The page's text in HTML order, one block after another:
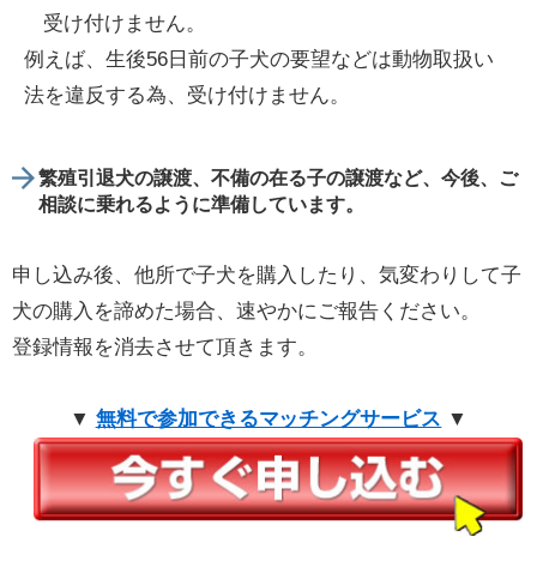
受け付けません。
例えば、生後56日前の子犬の要望などは動物取扱い
法を違反する為、受け付けません。
繁殖引退犬の譲渡、不備の在る子の譲渡など、今後、ご
相談に乗れるように準備しています。
申し込み後、他所で子犬を購入したり、気変わりして子
犬の購入を諦めた場合、速やかにご報告ください。
登録情報を消去させて頂きます。
▼ 無料で参加できるマッチングサービス ▼